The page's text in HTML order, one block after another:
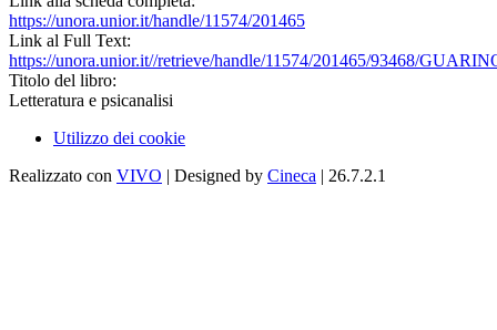
https://unora.unior.it/handle/11574/201465
Link al Full Text:
https://unora.unior.it//retrieve/handle/11574/201465/93468/
Titolo del libro:
Letteratura e psicanalisi
Utilizzo dei cookie
Realizzato con VIVO | Designed by Cineca | 26.7.2.1